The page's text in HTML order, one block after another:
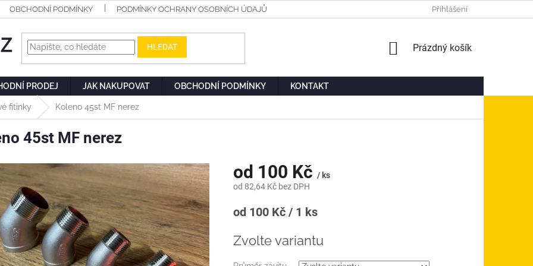
OBCHODNÍ PODMÍNKY PODMÍNKY OCHRANY OSOBNÍCH ÚDAJŮ Přihlášení
HLEDAT
NÁKUPNÍ
Prázdný košík
PRODEJ JAK NAKUPOVAT OBCHODNÍ PODMÍNKY KONTAKT
fitinky Koleno 45st MF nerez
45st MF nerez
od 100 Kč / ks
od 82,64 Kčbez DPH
Měrná
od 100 Kč / 1 ks
Zvolte variantu